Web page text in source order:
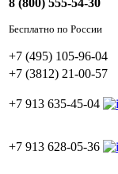
Бесплатно по России
+7 (495) 105-96-04
+7 (3812) 21-00-57
+7 913 635-45-04
+7 913 628-05-36